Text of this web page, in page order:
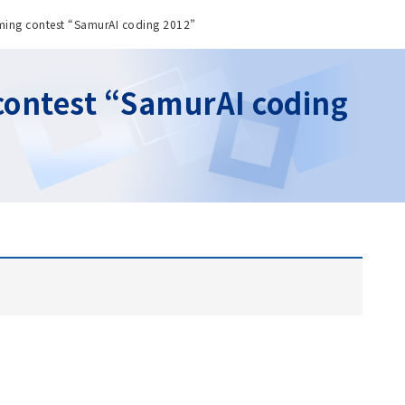
contest “SamurAI coding 2012”
“SamurAI coding